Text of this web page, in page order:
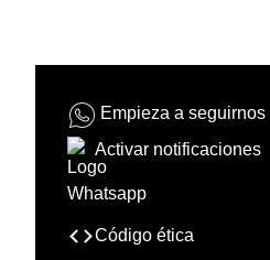
Empieza a seguirnos
Activar notificaciones
Código ética